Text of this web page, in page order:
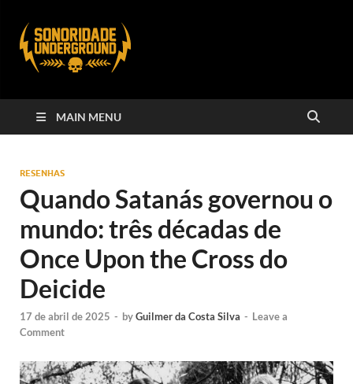
MAIN MENU
RESENHAS
Quando Satanás governou o
mundo: três décadas de
Once Upon the Cross do
Deicide
17 de abril de 2025 - byGuilmer da Costa Silva - Leave a
Comment